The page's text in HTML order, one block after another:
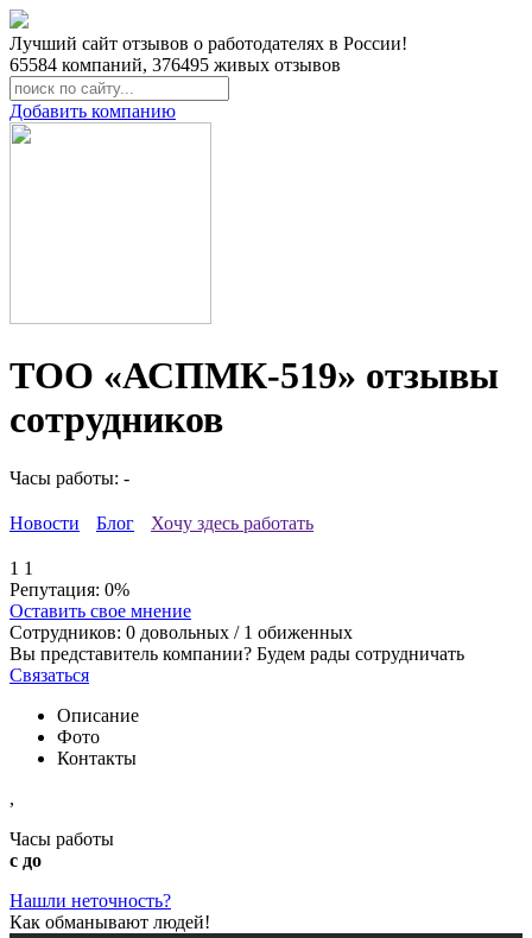
Лучший сайт отзывов о работодателях в России!
65584 компаний, 376495 живых отзывов
Добавить компанию
ТОО «АСПМК-519» отзывы
сотрудников
Часы работы: -
Новости Блог Хочу здесь работать
1 1
Репутация: 0%
Оставить свое мнение
Сотрудников: 0 довольных / 1 обиженных
Вы представитель компании? Будем рады сотрудничать
Связаться
Описание
Фото
Контакты
,
Часы работы
с до
Нашли неточность?
Как обманывают людей!